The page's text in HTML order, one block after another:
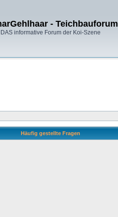
- Teichbauforum
DAS informative Forum der Koi-Szene
Häufig gestellte Fragen